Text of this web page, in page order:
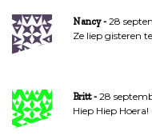
e
Nancy
28
Ze liep gisteren
Britt
28
Hiep Hiep Hoera!